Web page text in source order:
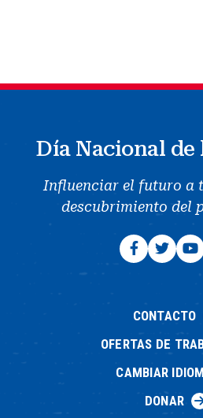
Día Nacional
Influenciar el futuro a
descubrimiento del
CONTACTO
OFERTAS DE
CAMBIAR
DONAR